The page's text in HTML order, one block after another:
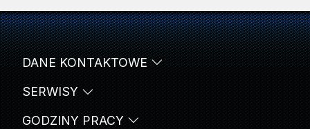
SERWISY
DANE KONTAKTOWE
GODZINY PRACY